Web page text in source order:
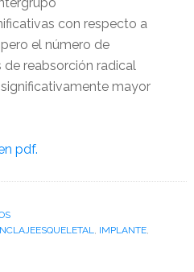
con respecto a
ero el número de
reabsorción radical
mayor
pdf.
IMPLANTE,